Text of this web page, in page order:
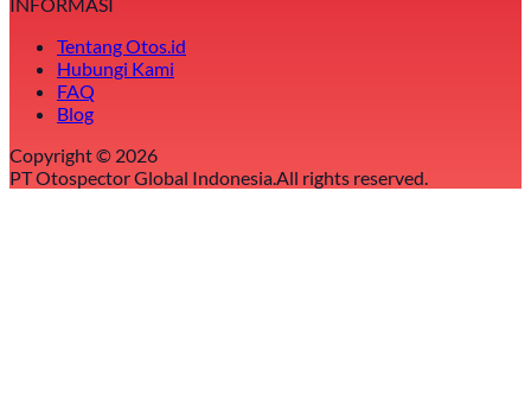
INFORMASI
Tentang Otos.id
Hubungi Kami
FAQ
Blog
Copyright © 2026
PT Otospector Global Indonesia.All rights reserved.